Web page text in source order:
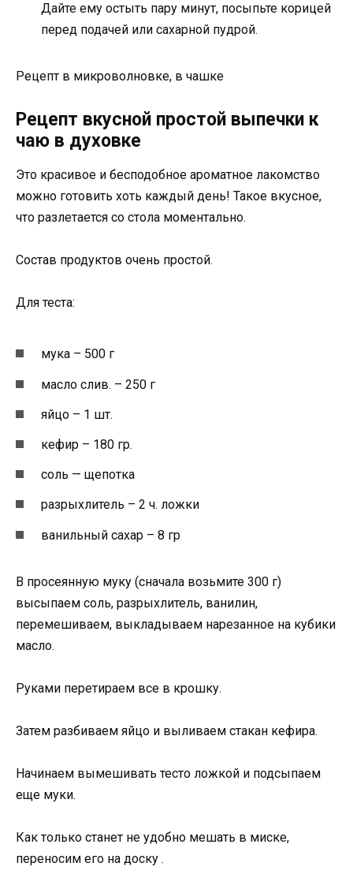
Дайте ему остыть пару минут, посыпьте корицей
перед подачей или сахарной пудрой.
Рецепт в микроволновке, в чашке
Рецепт вкусной простой выпечки к
чаю в духовке
Это красивое и бесподобное ароматное лакомство
можно готовить хоть каждый день! Такое вкусное,
что разлетается со стола моментально.
Состав продуктов очень простой.
Для теста:
мука – 500 г
масло слив. – 250 г
яйцо – 1 шт.
кефир – 180 гр.
соль — щепотка
разрыхлитель – 2 ч. ложки
ванильный сахар – 8 гр
В просеянную муку (сначала возьмите 300 г)
высыпаем соль, разрыхлитель, ванилин,
перемешиваем, выкладываем нарезанное на кубики
масло.
Руками перетираем все в крошку.
Затем разбиваем яйцо и выливаем стакан кефира.
Начинаем вымешивать тесто ложкой и подсыпаем
еще муки.
Как только станет не удобно мешать в миске,
переносим его на доску .